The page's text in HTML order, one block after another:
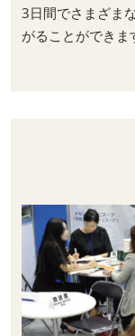
3日間でさまざま
がることができま